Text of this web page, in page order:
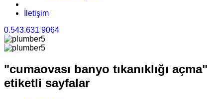
İletişim
0.543.631 9064
"cumaovası banyo tıkanıklığı açma"
etiketli sayfalar